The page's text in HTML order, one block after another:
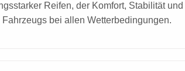
Reifen, der Komfort, Stabilität
bei allen Wetterbedingungen.